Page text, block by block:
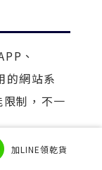
加LINE領乾貨
、
網站系
制，不一
不希望資料